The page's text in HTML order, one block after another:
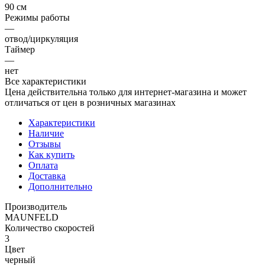
90 см
Режимы работы
—
отвод/циркуляция
Таймер
—
нет
Все характеристики
Цена действительна только для интернет-магазина и может
отличаться от цен в розничных магазинах
Характеристики
Наличие
Отзывы
Как купить
Оплата
Доставка
Дополнительно
Производитель
MAUNFELD
Количество скоростей
3
Цвет
черный